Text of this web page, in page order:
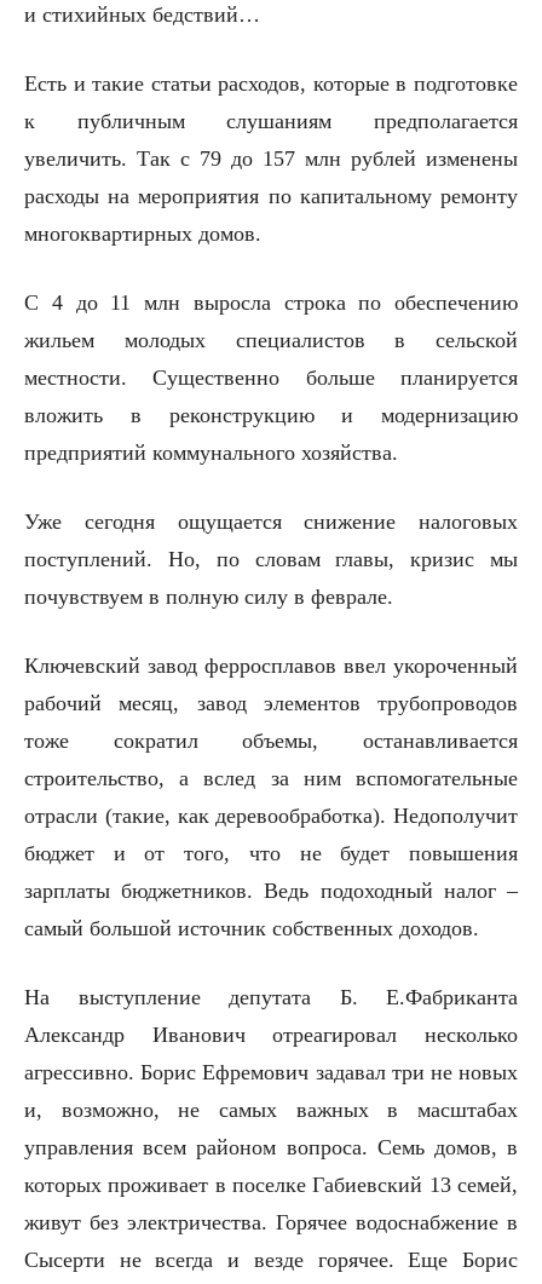
и стихийных бедствий…
Есть и такие статьи расходов, которые в подготовке
к публичным слушаниям предполагается
увеличить. Так с 79 до 157 млн рублей изменены
расходы на мероприятия по капитальному ремонту
многоквартирных домов.
С 4 до 11 млн выросла строка по обеспечению
жильем молодых специалистов в сельской
местности. Существенно больше планируется
вложить в реконструкцию и модернизацию
предприятий коммунального хозяйства.
Уже сегодня ощущается снижение налоговых
поступлений. Но, по словам главы, кризис мы
почувствуем в полную силу в феврале.
Ключевский завод ферросплавов ввел укороченный
рабочий месяц, завод элементов трубопроводов
тоже сократил объемы, останавливается
строительство, а вслед за ним вспомогательные
отрасли (такие, как деревообработка). Недополучит
бюджет и от того, что не будет повышения
зарплаты бюджетников. Ведь подоходный налог –
самый большой источник собственных доходов.
На выступление депутата Б. Е.Фабриканта
Александр Иванович отреагировал несколько
агрессивно. Борис Ефремович задавал три не новых
и, возможно, не самых важных в масштабах
управления всем районом вопроса. Семь домов, в
которых проживает в поселке Габиевский 13 семей,
живут без электричества. Горячее водоснабжение в
Сысерти не всегда и везде горячее. Еще Борис